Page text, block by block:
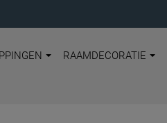
RAAMDECORATIE